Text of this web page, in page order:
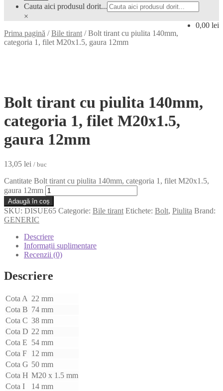
Cauta aici produsul dorit...
×
0,00 lei
Prima pagină /Bile tirant /Bolt tirant cu piulita 140mm,
categoria 1, filet M20x1.5, gaura 12mm
Bolt tirant cu piulita 140mm,
categoria 1, filet M20x1.5,
gaura 12mm
13,05 lei / buc
Cantitate Bolt tirant cu piulita 140mm, categoria 1, filet M20x1.5,
gaura 12mm
Adaugă în coș
SKU: DISUE65 Categorie: Bile tirant Etichete: Bolt, Piulita Brand:
GENERIC
Descriere
Informații suplimentare
Recenzii (0)
Descriere
Cota A 22 mm
Cota B 74 mm
Cota C 38 mm
Cota D 22 mm
Cota E 54 mm
Cota F 12 mm
Cota G 50 mm
Cota H M20 x 1.5 mm
Cota I
14 mm